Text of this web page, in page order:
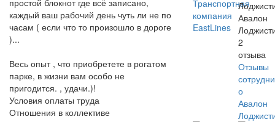
простой блокнот где всё записано,
каждый ваш рабочий день чуть ли не по
часам ( если что то произошло в дороге
)...
Весь опыт , что приобретете в рогатом
парке, в жизни вам особо не
пригодится. , удачи.)!
Условия оплаты труда
Отношения в коллективе
Транспортная
компания
EastLines
Авалон
2
отзыва
Отзывы
о
Авалон